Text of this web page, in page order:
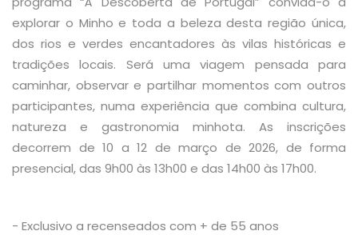
explorar o Minho e toda a beleza desta região única,
dos rios e verdes encantadores às vilas históricas e
tradições locais. Será uma viagem pensada para
caminhar, observar e partilhar momentos com outros
participantes, numa experiência que combina cultura,
natureza e gastronomia minhota. As inscrições
decorrem de 10 a 12 de março de 2026, de forma
presencial, das 9h00 às 13h00 e das 14h00 às 17h00.
- Exclusivo a recenseados com + de 55 anos